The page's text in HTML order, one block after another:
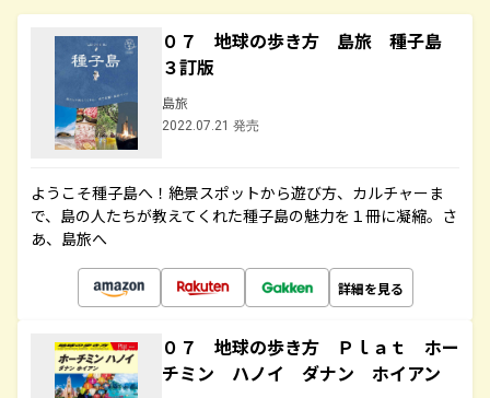
０７ 地球の歩き方 島旅 種子島
３訂版
島旅
2022.07.21 発売
ようこそ種子島へ！絶景スポットから遊び方、カルチャーま
で、島の人たちが教えてくれた種子島の魅力を１冊に凝縮。さ
あ、島旅へ
詳細を見る
０７ 地球の歩き方 Ｐｌａｔ ホー
チミン ハノイ ダナン ホイアン